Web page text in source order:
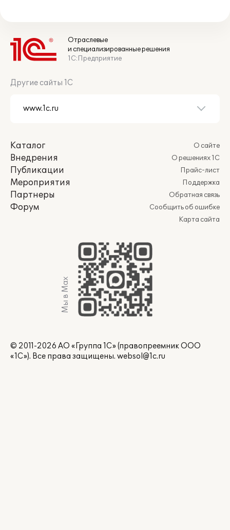
Отраслевые
и специализированные решения
1С:Предприятие
Другие сайты 1С
Каталог
Внедрения
Публикации
Мероприятия
Партнеры
Форум
О сайте
О решениях 1С
Прайс-лист
Поддержка
Обратная связь
Сообщить об ошибке
Карта сайта
Мы в Max
© 2011-2026 АО «Группа 1С» (правопреемник ООО
«1С»). Все права защищены. websol@1c.ru